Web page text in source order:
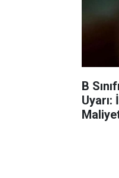
B